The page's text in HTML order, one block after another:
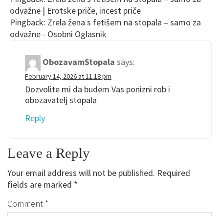
odvažne | Erotske priče, incest priče
Pingback: Zrela žena s fetišem na stopala – samo za
odvažne - Osobni Oglasnik
ObozavamStopala says:
February 14, 2026 at 11:18 pm
Dozvolite mi da budem Vas ponizni rob i
obozavatelj stopala
Reply
Leave a Reply
Your email address will not be published. Required
fields are marked *
Comment *